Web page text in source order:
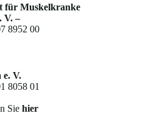
für Muskelkranke
V. –
8952 00
V.
8058 01
Sie hier